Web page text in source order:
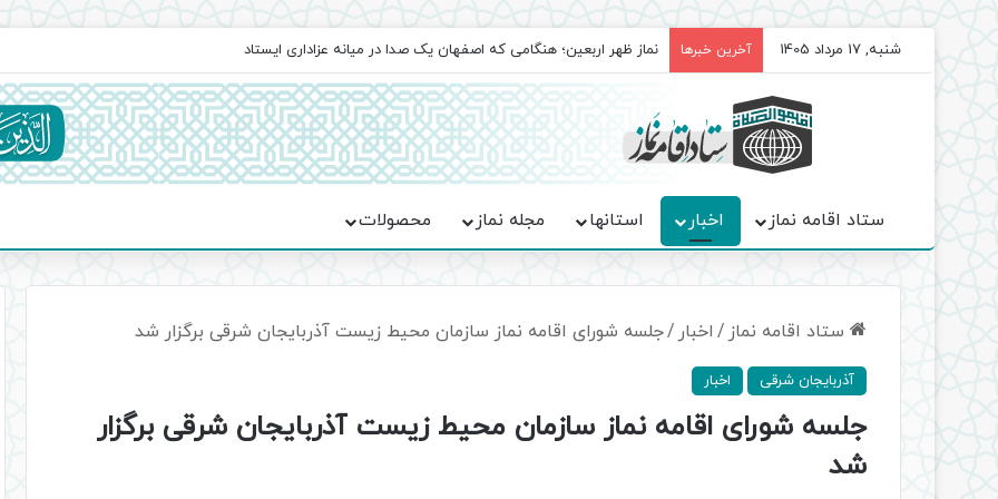
شنبه, 17 مرداد 1405 آخرین خبرها برگزاری باشکوه نمازهای جماعت در موکب فاطمه الزهرا (س)
ستاد اقامه نماز اخبار استانها مجله نماز محصولات
ستاد اقامه نماز / اخبار /جلسه شورای اقامه نماز سازمان محیط زیست آذربایجان شرقی برگزار شد
آذربایجان شرقی اخبار
جلسه شورای اقامه نماز سازمان محیط زیست آذربایجان شرقی برگزار
شد